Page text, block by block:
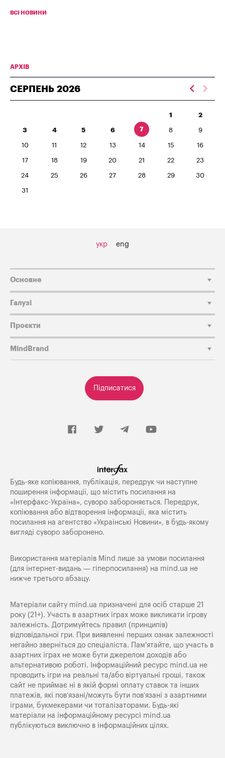
ВСІ НОВИНИ
АРХІВ
СЕРПЕНЬ 2026
1 2
3 4 5 6 7 8 9
10 11 12 13 14 15 16
17 18 19 20 21 22 23
24 25 26 27 28 29 30
31
укр eng
Підписатися
Основне
Галузі
Проєкти
MindBrand
Будь-яке копiювання, публiкацiя, передрук чи наступне
поширення iнформацiї, що мiстить посилання на
«Iнтерфакс-Україна», суворо забороняється. Передрук,
копіювання або відтворення інформації, яка містить
посилання на агентство «Українські Новини», в будь-якому
вигляді суворо заборонено.
Використання матеріалів Mind лише за умови посилання
(для інтернет-видань — гіперпосилання) на mind.ua не
нижче третього абзацу.
Матеріали сайту mind.ua призначені для осіб старше 21
року (21+). Участь в азартних іграх може викликати ігрову
залежність. Дотримуйтесь правил (принципів)
відповідальної гри. При виявленні перших ознак залежності
негайно зверніться до спеціаліста. Пам'ятайте, що участь в
азартних іграх не може бути джерелом доходів або
альтернативою роботі. Інформаційний ресурс mind.ua не
проводить ігри на реальні та/або віртуальні гроші, також
сайт не приймає ні в якій формі оплату ставок та інших
платежів, які пов’язані/можуть бути пов’язані з азартними
іграми, букмекерами чи тоталізаторами. Будь-які
матеріали на інформаційному ресурсі mind.ua
публікуються виключно в інформаційних цілях.